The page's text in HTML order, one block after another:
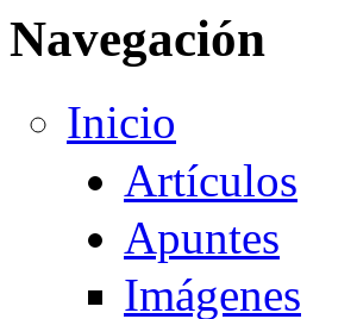
Navegación
Inicio
Artículos
Apuntes
Imágenes